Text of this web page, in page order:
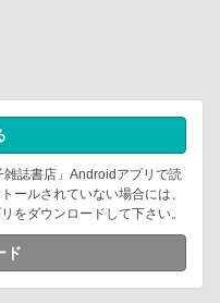
誌書店」Androidアプリで読
ールされていない場合には、
をダウンロードして下さい。
ド